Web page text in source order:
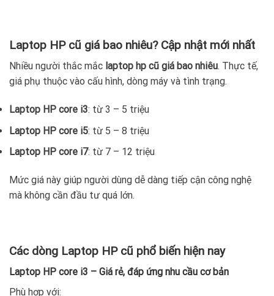
Laptop HP cũ giá bao nhiêu? Cập nhật mới nhất
Nhiều người thắc mắc laptop hp cũ giá bao nhiêu. Thực tế,
giá phụ thuộc vào cấu hình, dòng máy và tình trạng.
Laptop HP core i3: từ 3 – 5 triệu
Laptop HP core i5: từ 5 – 8 triệu
Laptop HP core i7: từ 7 – 12 triệu
Mức giá này giúp người dùng dễ dàng tiếp cận công nghệ
mà không cần đầu tư quá lớn.
Các dòng Laptop HP cũ phổ biến hiện nay
Laptop HP core i3 – Giá rẻ, đáp ứng nhu cầu cơ bản
Phù hợp với: